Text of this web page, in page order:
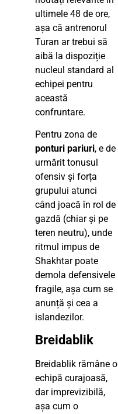
ultimele 48 de ore,
așa că antrenorul
Turan ar trebui să
aibă la dispoziție
nucleul standard al
echipei pentru
această
confruntare.
Pentru zona de
ponturi pariuri, e de
urmărit tonusul
ofensiv și forța
grupului atunci
când joacă în rol de
gazdă (chiar și pe
teren neutru), unde
ritmul impus de
Shakhtar poate
demola defensivele
fragile, așa cum se
anunță și cea a
islandezilor.
Breidablik
Breidablik rămâne o
echipă curajoasă,
dar imprevizibilă,
așa cum o